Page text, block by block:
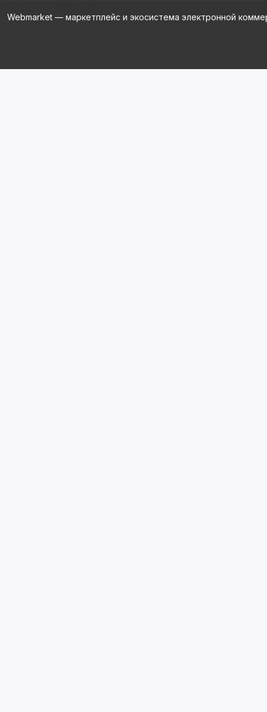
Webmarket — маркетплейс и экосистема электронной